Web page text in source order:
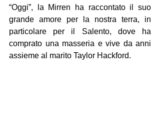
“Oggi”, la Mirren ha raccontato il suo
grande amore per la nostra terra, in
particolare per il Salento, dove ha
comprato una masseria e vive da anni
assieme al marito Taylor Hackford.